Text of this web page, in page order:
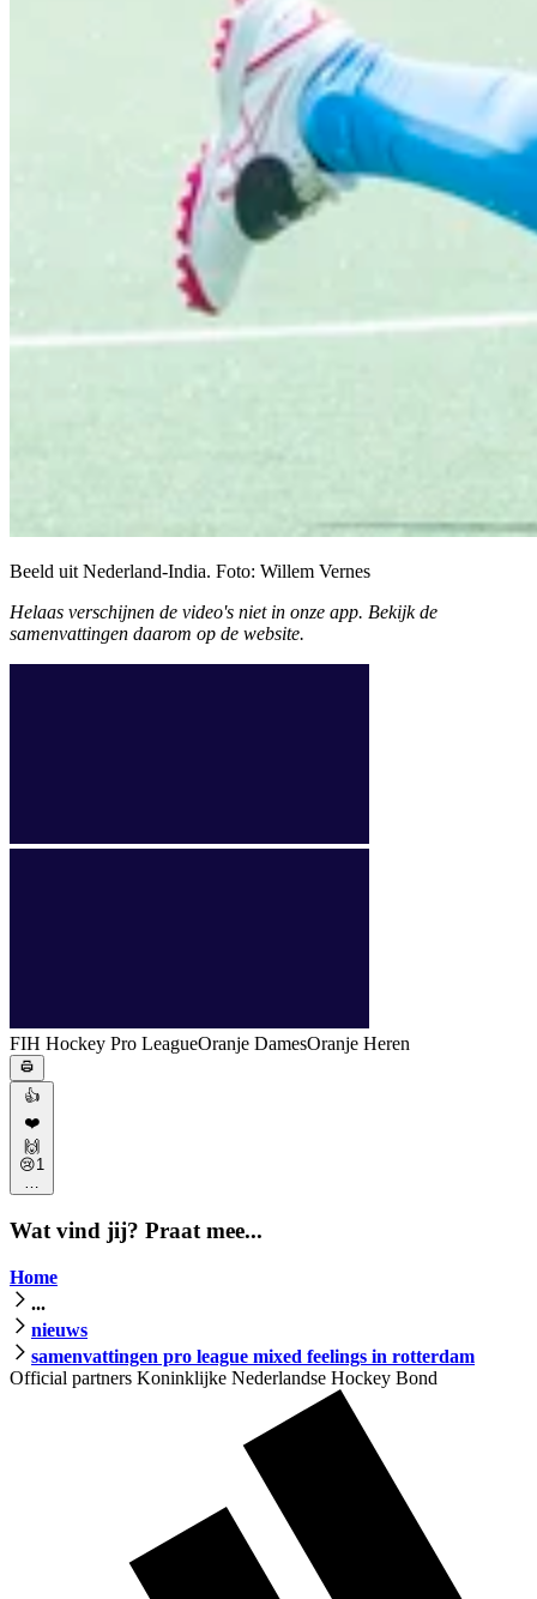
Beeld uit Nederland-India. Foto: Willem Vernes
Helaas verschijnen de video's niet in onze app. Bekijk de
samenvattingen daarom op de website.
FIH Hockey Pro LeagueOranje DamesOranje Heren
👍
❤️
🙌
😢1
…
Wat vind jij? Praat mee...
Home
...
nieuws
samenvattingen pro league mixed feelings in rotterdam
Official partners Koninklijke Nederlandse Hockey Bond